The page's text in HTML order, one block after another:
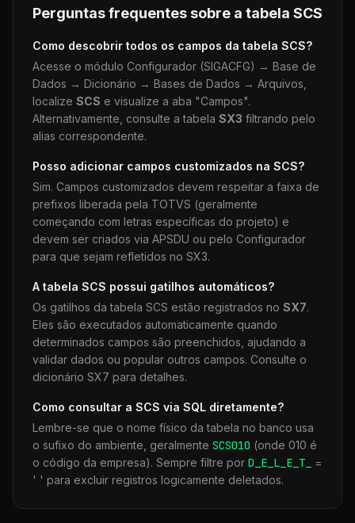
Perguntas frequentes sobre a tabela SCS
Como descobrir todos os campos da tabela SCS?
Acesse o módulo Configurador (SIGACFG) → Base de
Dados → Dicionário → Bases de Dados → Arquivos,
localize SCS e visualize a aba "Campos".
Alternativamente, consulte a tabela SX3 filtrando pelo
alias correspondente.
Posso adicionar campos customizados na SCS?
Sim. Campos customizados devem respeitar a faixa de
prefixos liberada pela TOTVS (geralmente
começando com letras específicas do projeto) e
devem ser criados via APSDU ou pelo Configurador
para que sejam refletidos no SX3.
A tabela SCS possui gatilhos automáticos?
Os gatilhos da tabela SCS estão registrados no SX7.
Eles são executados automaticamente quando
determinados campos são preenchidos, ajudando a
validar dados ou popular outros campos. Consulte o
dicionário SX7 para detalhes.
Como consultar a SCS via SQL diretamente?
Lembre-se que o nome físico da tabela no banco usa
o sufixo do ambiente, geralmente SCS010 (onde 010 é
o código da empresa). Sempre filtre por D_E_L_E_T_
=
' ' para excluir registros logicamente deletados.